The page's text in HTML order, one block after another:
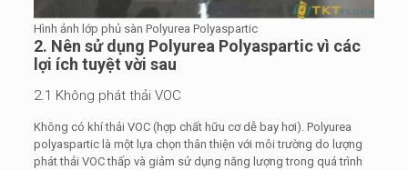
Hình ảnh lớp phủ sàn Polyurea Polyaspartic
2. Nên sử dụng Polyurea Polyaspartic vì các
lợi ích tuyệt vời sau
2.1 Không phát thải VOC
Không có khí thải VOC (hợp chất hữu cơ dễ bay hơi). Polyurea
polyaspartic là một lựa chọn thân thiện với môi trường do lượng
phát thải VOC thấp và giảm sử dụng năng lượng trong quá trình